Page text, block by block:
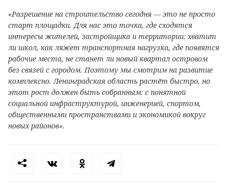
«Разрешение на строительство сегодня — это не просто
старт площадки. Для нас это точка, где сходятся
интересы жителей, застройщика и территории: хватит
ли школ, как ляжет транспортная нагрузка, где появятся
рабочие места, не станет ли новый квартал островом
без связей с городом. Поэтому мы смотрим на развитие
комплексно. Ленинградская область растёт быстро, но
этот рост должен быть собранным: с понятной
социальной инфраструктурой, инженерией, спортом,
общественными пространствами и экономикой вокруг
новых районов».